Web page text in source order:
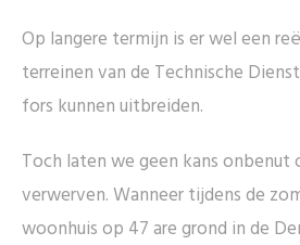
Op langere termijn is er wel een
terreinen van de Technische
fors kunnen uitbreiden.
Toch laten we geen kans
verwerven. Wanneer tijdens de
woonhuis op 47 are grond in de